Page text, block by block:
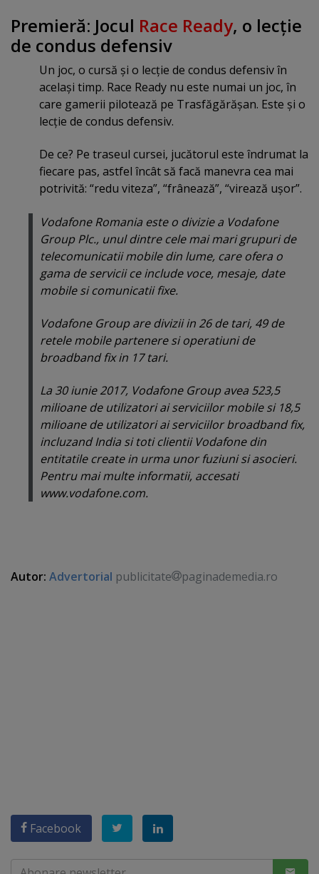
Premieră: Jocul Race Ready, o lecţie
de condus defensiv
Un joc, o cursă şi o lecţie de condus defensiv în
acelaşi timp. Race Ready nu este numai un joc, în
care gamerii pilotează pe Trasfăgărăşan. Este şi o
lecţie de condus defensiv.
De ce? Pe traseul cursei, jucătorul este îndrumat la
fiecare pas, astfel încât să facă manevra cea mai
potrivită: “redu viteza”, “frânează”, “virează uşor”.
Vodafone Romania este o divizie a Vodafone
Group Plc., unul dintre cele mai mari grupuri de
telecomunicatii mobile din lume, care ofera o
gama de servicii ce include voce, mesaje, date
mobile si comunicatii fixe.
Vodafone Group are divizii in 26 de tari, 49 de
retele mobile partenere si operatiuni de
broadband fix in 17 tari.
La 30 iunie 2017, Vodafone Group avea 523,5
milioane de utilizatori ai serviciilor mobile si 18,5
milioane de utilizatori ai serviciilor broadband fix,
incluzand India si toti clientii Vodafone din
entitatile create in urma unor fuziuni si asocieri.
Pentru mai multe informatii, accesati
www.vodafone.com.
Autor: Advertorial publicitate paginademedia.ro
Facebook